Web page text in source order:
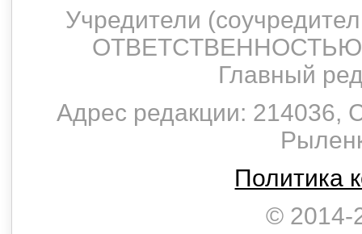
Учредители
Главный
Адрес редакции: 214036,
Политика
© 2014-